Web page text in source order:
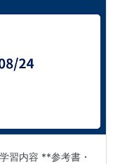
習内容 **参考書・